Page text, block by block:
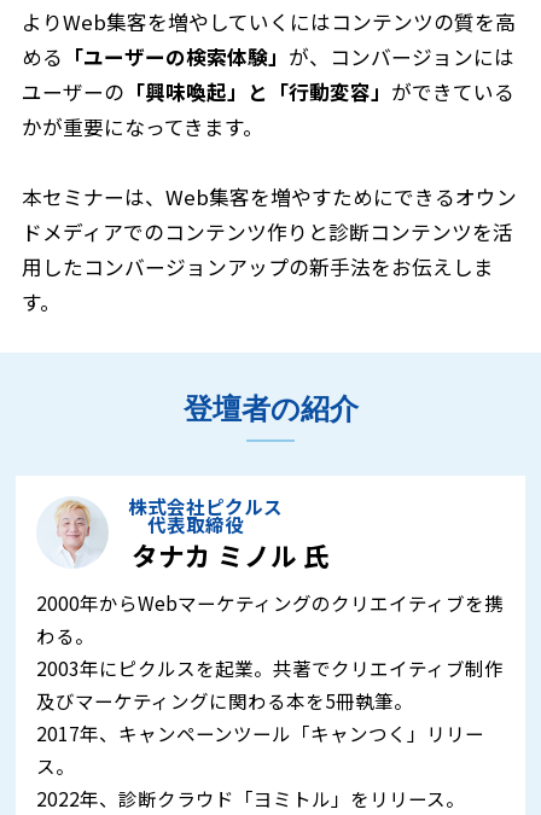
よりWeb集客を増やしていくにはコンテンツの質を高
める 「ユーザーの検索体験」 が、コンバージョンには
ユーザーの 「興味喚起」と「行動変容」 ができている
かが重要になってきます。
本セミナーは、Web集客を増やすためにできるオウン
ドメディアでのコンテンツ作りと診断コンテンツを活
用したコンバージョンアップの新手法をお伝えしま
す。
登壇者の紹介
株式会社ピクルス
代表取締役
タナカ ミノル 氏
2000年からWebマーケティングのクリエイティブを携
わる。
2003年にピクルスを起業。共著でクリエイティブ制作
及びマーケティングに関わる本を5冊執筆。
2017年、キャンペーンツール「キャンつく」リリー
ス。
2022年、診断クラウド「ヨミトル」をリリース。